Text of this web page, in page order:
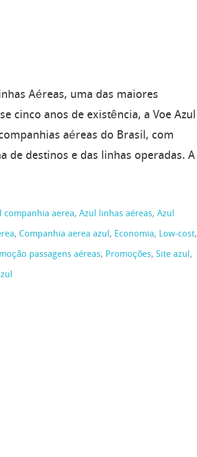
Aéreas, uma das maiores
cinco anos de existência, a Voe Azul
aéreas do Brasil, com
de destinos e das linhas operadas. A
companhia aerea,Azul linhas aéreas,Azul
, Companhia aerea azul , Economia, Low-cost,
passagens aéreas, Promoções,Site azul ,